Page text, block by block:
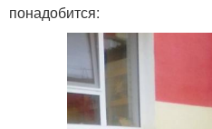
понадобится: